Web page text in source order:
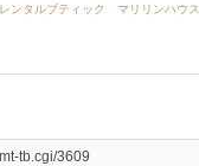
レンタルブティック マリリンハウス
tb.cgi/3609